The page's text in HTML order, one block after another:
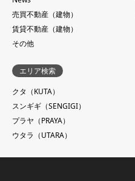
売買不動産（建物）
賃貸不動産（建物）
その他
エリア検索
クタ（KUTA）
スンギギ（SENGIGI）
プラヤ（PRAYA）
ウタラ（UTARA）